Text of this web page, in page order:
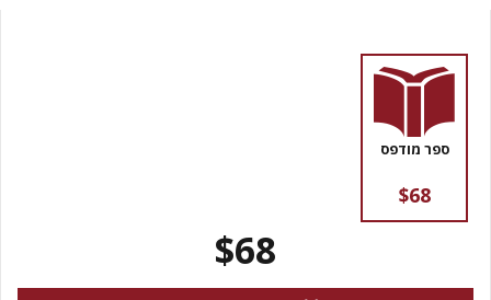
ספר מודפס
$68
$68